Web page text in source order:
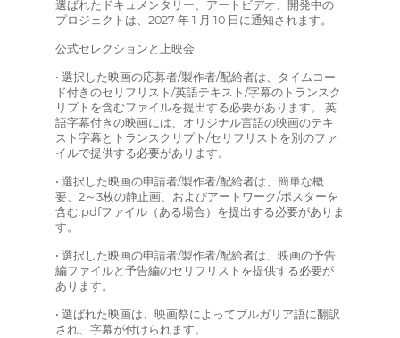
選ばれたドキュメンタリー、アートビデオ、開発中の
プロジェクトは、2027 年 1 月 10 日に通知されます。
公式セレクションと上映会
• 選択した映画の応募者/製作者/配給者は、タイムコー
ド付きのセリフリスト/英語テキスト/字幕のトランスク
リプトを含むファイルを提出する必要があります。 英
語字幕付きの映画には、オリジナル言語の映画のテキ
スト字幕とトランスクリプト/セリフリストを別のファ
イルで提供する必要があります。
• 選択した映画の申請者/製作者/配給者は、簡単な概
要、2～3枚の静止画、およびアートワーク/ポスターを
含む.pdfファイル（ある場合）を提出する必要がありま
す。
• 選択した映画の申請者/製作者/配給者は、映画の予告
編ファイルと予告編のセリフリストを提供する必要が
あります。
• 選ばれた映画は、映画祭によってブルガリア語に翻訳
され、字幕が付けられます。